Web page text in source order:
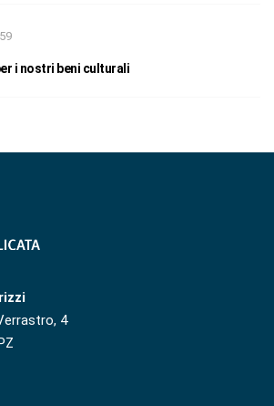
i nostri beni culturali
4